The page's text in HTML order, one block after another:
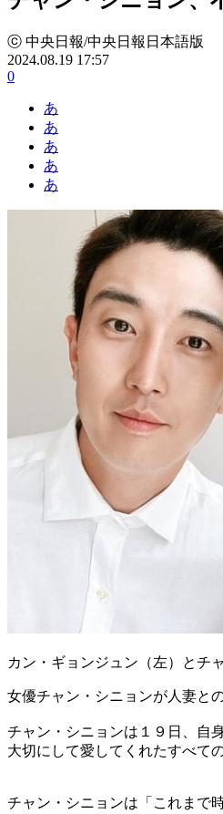
ⓒ 中央日報/中央日報日本語版
2024.08.19 17:57
0
あ
あ
あ
あ
あ
カン・ギョンジュン（左）とチ
女優チャン・シニョンが人妻と
チャン・シニョンは１９日、自
大切にして愛してくれたすべて
チャン・シニョンは「これまで